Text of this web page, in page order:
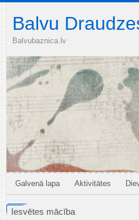
Balvu
Balvubaznica.lv
Galvenā lapa Aktivitātes
Iesvētes mācība